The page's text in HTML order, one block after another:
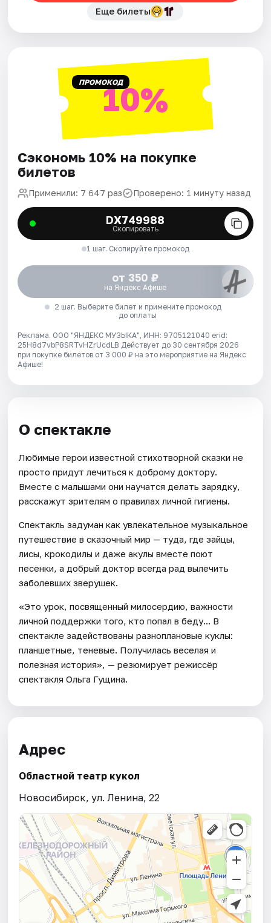
Еще билеты
ПРОМОКОД10%
Сэкономь 10% на покупке
билетов
Применили: 7 647 раз Проверено: 1 минуту назад
DX749988
Скопировать
1 шаг. Скопируйте промокод
от 350 ₽
на Яндекс Афише
2 шаг. Выберите билет и примените промокод
до оплаты
Реклама. ООО "ЯНДЕКС МУЗЫКА", ИНН: 9705121040 erid:
25H8d7vbP8SRTvHZrUcdLB Действует до 30 сентября 2026
при покупке билетов от 3 000 ₽ на это мероприятие на Яндекс
Афише!
О спектакле
Любимые герои известной стихотворной сказки не
просто придут лечиться к доброму доктору.
Вместе с малышами они научатся делать зарядку,
расскажут зрителям о правилах личной гигиены.
Спектакль задуман как увлекательное музыкальное
путешествие в сказочный мир — туда, где зайцы,
лисы, крокодилы и даже акулы вместе поют
песенки, а добрый доктор всегда рад вылечить
заболевших зверушек.
«Это урок, посвященный милосердию, важности
личной поддержки того, кто попал в беду... В
спектакле задействованы разноплановые куклы:
планшетные, теневые. Получилась веселая и
полезная история», — резюмирует режиссёр
спектакля Ольга Гущина.
Адрес
Областной театр кукол
Новосибирск, ул. Ленина, 22